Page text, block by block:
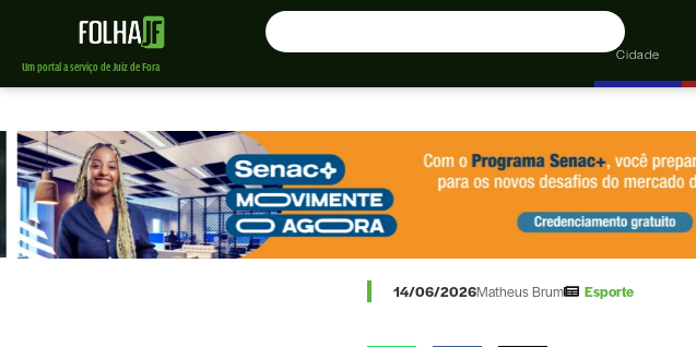
Um portal a serviço de Juiz de Fora
Cidade
14/06/2026Matheus Brum Esporte